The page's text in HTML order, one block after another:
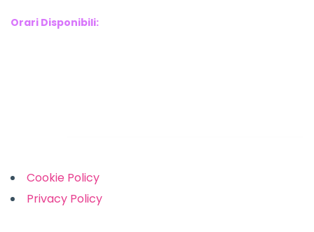
Orari Disponibili:
Cookie Policy
Privacy Policy